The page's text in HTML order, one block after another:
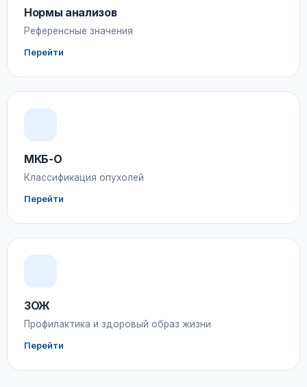
Нормы анализов
Референсные значения
Перейти
МКБ-О
Классификация опухолей
Перейти
ЗОЖ
Профилактика и здоровый образ жизни
Перейти